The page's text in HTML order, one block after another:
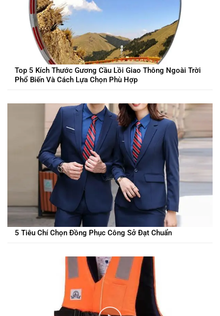
Top 5 Kích Thước Gương Cầu Lồi Giao Thông Ngoài Trời
Phổ Biến Và Cách Lựa Chọn Phù Hợp
5 Tiêu Chí Chọn Đồng Phục Công Sở Đạt Chuẩn